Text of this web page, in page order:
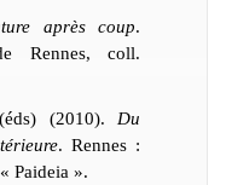
après coup.
Rennes, coll.
(2010). Du
. Rennes :
Paideia ».